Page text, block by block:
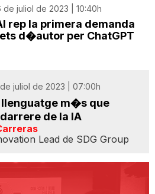
de juliol de 2023 | 10:40h
rep la primera demanda
d�autor per ChatGPT
juliol de 2023 | 07:00h
llenguatge m�s que
de la IA
Lead de SDG Group